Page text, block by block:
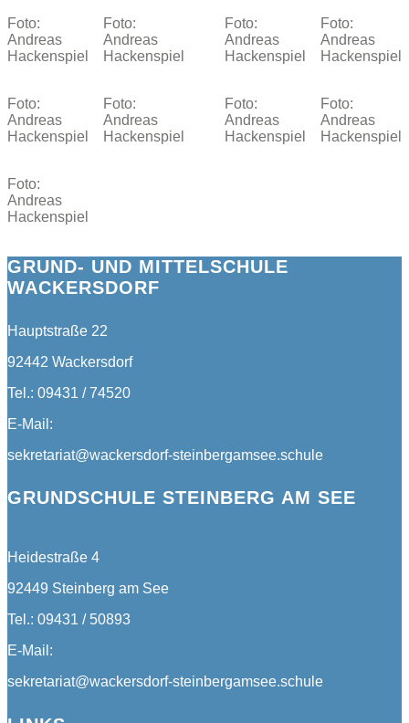
Foto:
Andreas
Hackenspiel
Foto:
Andreas
Hackenspiel
Foto:
Andreas
Hackenspiel
Foto:
Andreas
Hackenspiel
Foto:
Andreas
Hackenspiel
Foto:
Andreas
Hackenspiel
Foto:
Andreas
Hackenspiel
Foto:
Andreas
Hackenspiel
Foto:
Andreas
Hackenspiel
GRUND- UND MITTELSCHULE
WACKERSDORF
Hauptstraße 22
92442 Wackersdorf
Tel.: 09431 / 74520
E-Mail:
sekretariat@wackersdorf-steinbergamsee.schule
GRUNDSCHULE STEINBERG AM SEE
Heidestraße 4
92449 Steinberg am See
Tel.: 09431 / 50893
E-Mail:
sekretariat@wackersdorf-steinbergamsee.schule